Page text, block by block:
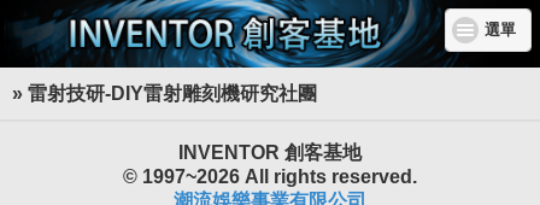
選單
» 雷射技研-DIY雷射雕刻機研究社團
INVENTOR 創客基地
© 1997~2026 All rights reserved.
潮流娛樂事業有限公司